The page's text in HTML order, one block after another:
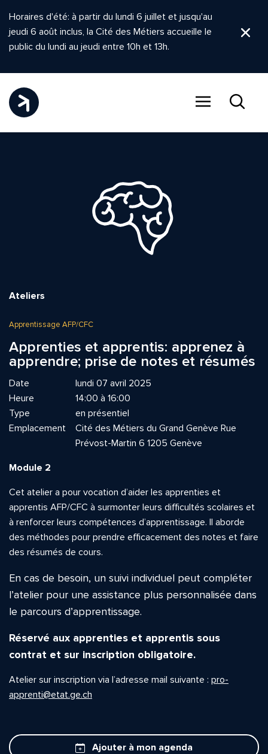
Horaires d'été: à partir du lundi 6 juillet et jusqu'au
jeudi 6 août inclus, la Cité des Métiers accueille le
public du lundi au jeudi entre 10h et 13h.
Ateliers
Apprentissage AFP/CFC
Apprenties et apprentis: apprenez à
apprendre; prise de notes et résumés
Date
lundi 07 avril 2025
Heure
14:00 à 16:00
Type
en présentiel
Emplacement
Cité des Métiers du Grand Genève Rue
Prévost-Martin 6 1205 Genève
Module 2
Cet atelier a pour vocation d’aider les apprenties et
apprentis AFP/CFC à surmonter leurs difficultés scolaires et
à renforcer leurs compétences d’apprentissage. Il aborde
des méthodes pour prendre efficacement des notes et faire
des résumés de cours.
En cas de besoin, un suivi individuel peut compléter
l’atelier pour une assistance plus personnalisée dans
le parcours d’apprentissage.
Réservé aux apprenties et apprentis sous
contrat et sur inscription obligatoire.
Atelier sur inscription via l’adresse mail suivante : pro-
apprenti@etat.ge.ch
Ajouter à mon agenda